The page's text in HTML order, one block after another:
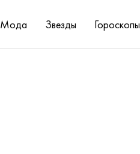
Мода Звезды Гороскопы